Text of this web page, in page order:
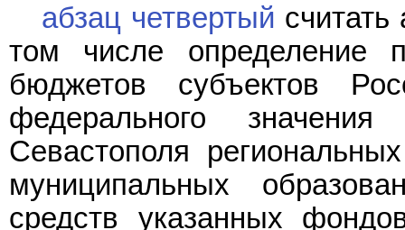
абзац четвертый
том числе определение
бюджетов субъектов
федерального
Севастополя
муниципальных
средств указанных